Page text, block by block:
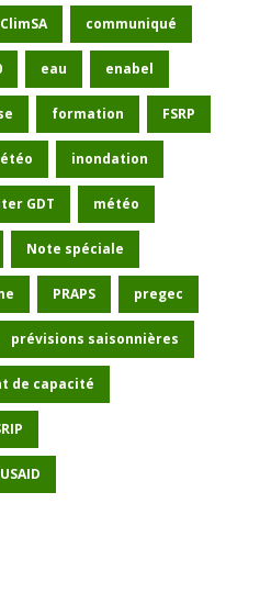
ClimSA communiqué
eau enabel
formation FSRP
inondation
GDT météo
Note spéciale
PRAPS pregec
prévisions saisonnières
de capacité
USAID